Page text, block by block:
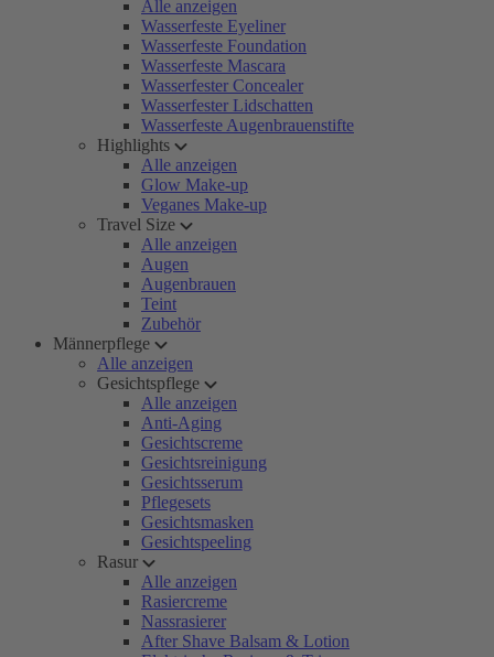
Alle anzeigen
Wasserfeste Eyeliner
Wasserfeste Foundation
Wasserfeste Mascara
Wasserfester Concealer
Wasserfester Lidschatten
Wasserfeste Augenbrauenstifte
Highlights
Alle anzeigen
Glow Make-up
Veganes Make-up
Travel Size
Alle anzeigen
Augen
Augenbrauen
Teint
Zubehör
Männerpflege
Alle anzeigen
Gesichtspflege
Alle anzeigen
Anti-Aging
Gesichtscreme
Gesichtsreinigung
Gesichtsserum
Pflegesets
Gesichtsmasken
Gesichtspeeling
Rasur
Alle anzeigen
Rasiercreme
Nassrasierer
After Shave Balsam & Lotion